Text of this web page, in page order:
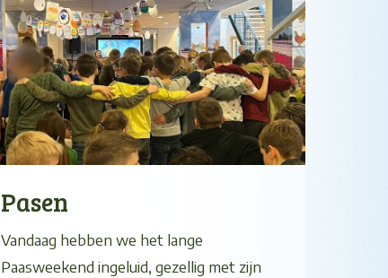
Pasen
Vandaag hebben we het lange
Paasweekend ingeluid, gezellig met zijn